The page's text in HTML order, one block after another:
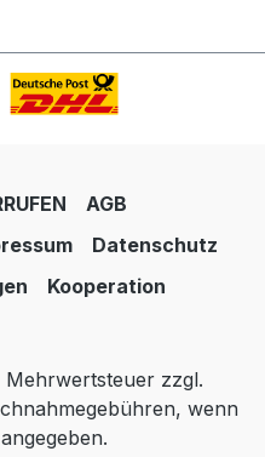
AGB
Datenschutz
Kooperation
Mehrwertsteuer zzgl.
wenn